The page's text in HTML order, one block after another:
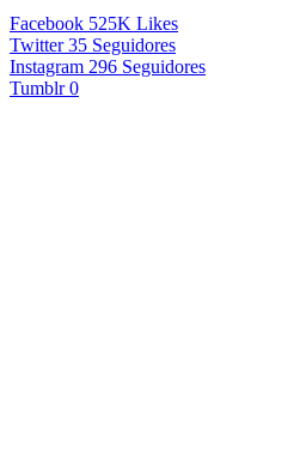
Facebook 525K Likes
Twitter 35 Seguidores
Instagram 296 Seguidores
Tumblr 0